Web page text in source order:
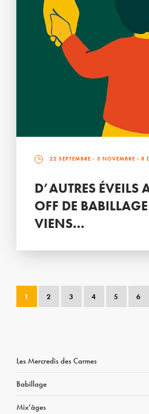
22 SEPTEMBRE - 3 NOVEMBRE - 8
D’AUTRES ÉVEILS
OFF DE
VIENS…
1 2 3 4 5 6
Les Mercredis des Carmes
Babillage
Mix’âges